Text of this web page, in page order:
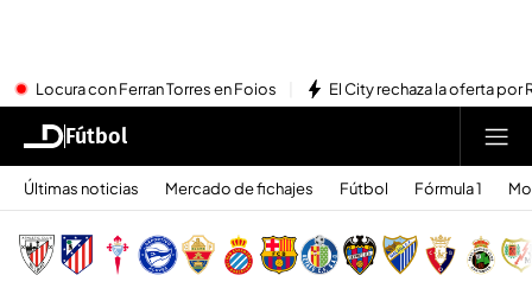
Locura con Ferran Torres en Foios El City rechaza la oferta por
Fútbol
Últimas noticias Mercado de fichajes Fútbol Fórmula 1